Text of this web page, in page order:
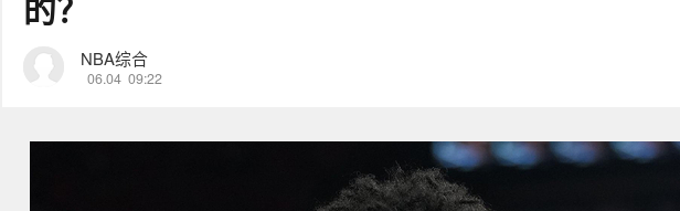
NBA综合
06.04 09:22